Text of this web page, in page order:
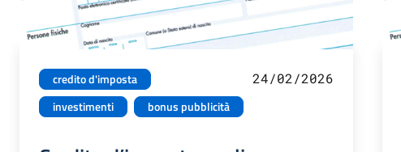
credito d'imposta
investimenti
bonus pubblicità
24/02/2026